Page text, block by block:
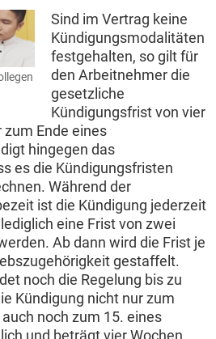
Sind im Vertrag keine
Kündigungsmodalitäten
festgehalten, so gilt für
den Arbeitnehmer die
gesetzliche
Kündigungsfrist von vier
Ende eines
hingegen das
es die Kündigungsfristen
Während der
ist die Kündigung jederzeit
eine Frist von zwei
Ab dann wird die Frist je
gestaffelt.
noch die Regelung bis zu
Kündigung nicht nur zum
noch zum 15. eines
und beträgt vier Wochen.